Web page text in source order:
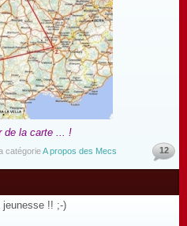
de la carte ... !
catégorieA propos des Mecs 12
jeunesse !! ;-)